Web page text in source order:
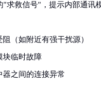
"求救信号"，提示内部通讯
（如附近有强干扰源）
块临时故障
器之间的连接异常